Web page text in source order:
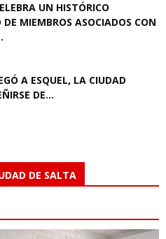
UN HISTÓRICO
DE MIEMBROS ASOCIADOS CON
A ESQUEL, LA CIUDAD
DE...
DE SALTA